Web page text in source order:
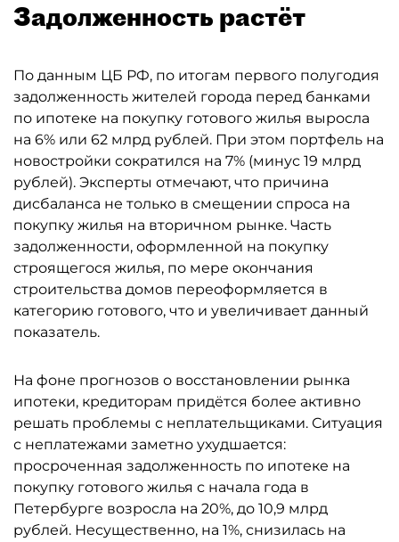
Задолженность растёт
По данным ЦБ РФ, по итогам первого полугодия
задолженность жителей города перед банками
по ипотеке на покупку готового жилья выросла
на 6% или 62 млрд рублей. При этом портфель на
новостройки сократился на 7% (минус 19 млрд
рублей). Эксперты отмечают, что причина
дисбаланса не только в смещении спроса на
покупку жилья на вторичном рынке. Часть
задолженности, оформленной на покупку
строящегося жилья, по мере окончания
строительства домов переоформляется в
категорию готового, что и увеличивает данный
показатель.
На фоне прогнозов о восстановлении рынка
ипотеки, кредиторам придётся более активно
решать проблемы с неплательщиками. Ситуация
с неплатежами заметно ухудшается:
просроченная задолженность по ипотеке на
покупку готового жилья с начала года в
Петербурге возросла на 20%, до 10,9 млрд
рублей. Несущественно, на 1%, снизилась на